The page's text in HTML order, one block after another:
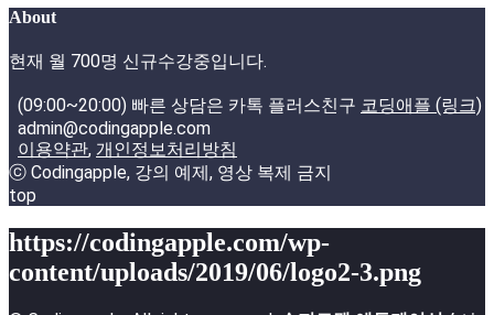
About
현재 월 700명 신규수강중입니다.
(09:00~20:00) 빠른 상담은 카톡 플러스친구 코딩애플 (링크)
admin@codingapple.com
이용약관, 개인정보처리방침
ⓒ Codingapple, 강의 예제, 영상 복제 금지
top
https://codingapple.com/wp-
content/uploads/2019/06/logo2-3.png